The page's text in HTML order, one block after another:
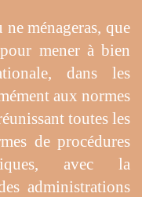
ménageras, que
mener à bien
dans les
aux normes
toutes les
de procédures
avec la
administrations